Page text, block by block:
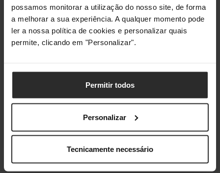
possamos monitorar a utilização do nosso site, de forma
a melhorar a sua experiência. A qualquer momento pode
ler a nossa política de cookies e personalizar quais
permite, clicando em "Personalizar".
Permitir todos
Personalizar
Tecnicamente necessário
Tamanho do Ecrã em
Polegadas
55 "
Resolução do Ecrã
UHD (3,840 x 2,160
Aspect Ratio do Ecrã 16:9
Classificações